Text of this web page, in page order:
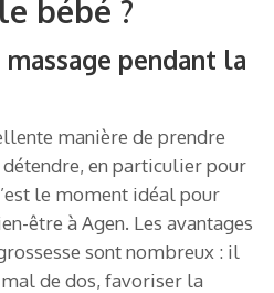
bébé ?
massage pendant la
manière de prendre
détendre, en particulier pour
le moment idéal pour
être à Agen. Les avantages
sont nombreux : il
de dos, favoriser la